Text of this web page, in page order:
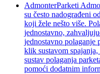
AdmonterParketi
su često nadograđeni
koji žele nešto više.
jednostavno,
jednostavno polaganje
klik sustavom
sustav polaganja
pomoći dodatnim